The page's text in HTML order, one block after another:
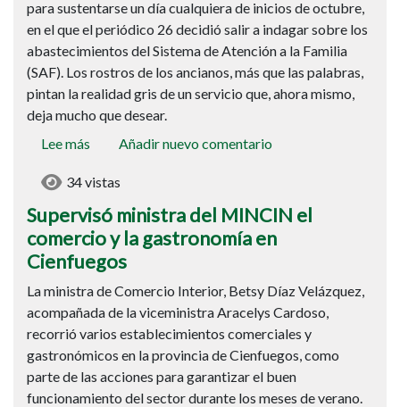
cazuela
para sustentarse un día cualquiera de inicios de octubre,
en el que el periódico 26 decidió salir a indagar sobre los
abastecimientos del Sistema de Atención a la Familia
(SAF). Los rostros de los ancianos, más que las palabras,
pintan la realidad gris de un servicio que, ahora mismo,
deja mucho que desear.
Lee más sobre
ministra
del
MINCIN
el
comercio
y
la
gastronomía
en
Cienfuegos
Añadir nuevo comentario
34 vistas
Supervisó ministra del MINCIN el
comercio y la gastronomía en
Cienfuegos
La ministra de Comercio Interior, Betsy Díaz Velázquez,
acompañada de la viceministra Aracelys Cardoso,
recorrió varios establecimientos comerciales y
gastronómicos en la provincia de Cienfuegos, como
parte de las acciones para garantizar el buen
funcionamiento del sector durante los meses de verano.